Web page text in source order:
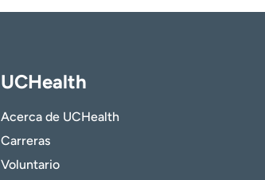
UCHealth
Acerca de UCHealth
Carreras
Voluntario